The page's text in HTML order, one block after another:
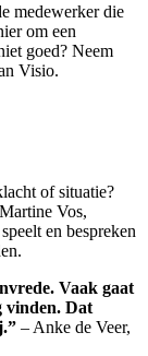
medewerker die
om een
goed? Neem
Visio.
of situatie?
Vos,
en bespreken
Vaak gaat
vinden. Dat
– Anke de Veer,